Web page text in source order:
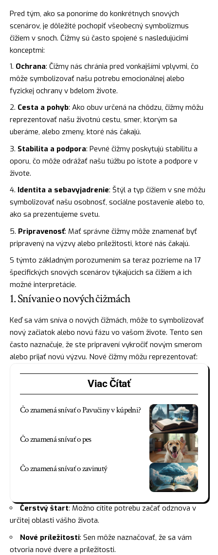
Pred tým, ako sa ponoríme do konkrétnych snových
scenárov, je dôležité pochopiť všeobecný symbolizmus
čižiem v snoch. Čižmy sú často spojené s nasledujúcimi
konceptmi:
Ochrana: Čižmy nás chránia pred vonkajšími vplyvmi, čo
môže symbolizovať našu potrebu emocionálnej alebo
fyzickej ochrany v bdelom živote.
Cesta a pohyb: Ako obuv určená na chôdzu, čižmy môžu
reprezentovať našu životnú cestu, smer, ktorým sa
uberáme, alebo zmeny, ktoré nás čakajú.
Stabilita a podpora: Pevné čižmy poskytujú stabilitu a
oporu, čo môže odrážať našu túžbu po istote a podpore v
živote.
Identita a sebavyjadrenie: Štýl a typ čižiem v sne môžu
symbolizovať našu osobnosť, sociálne postavenie alebo to,
ako sa prezentujeme svetu.
Pripravenosť: Mať správne čižmy môže znamenať byť
pripravený na výzvy alebo príležitosti, ktoré nás čakajú.
S týmto základným porozumením sa teraz pozrieme na 17
špecifických snových scenárov týkajúcich sa čižiem a ich
možné interpretácie.
1. Snívanie o nových čižmách
Keď sa vám sníva o nových čižmách, môže to symbolizovať
nový začiatok alebo novú fázu vo vašom živote. Tento sen
často naznačuje, že ste pripravení vykročiť novým smerom
alebo prijať novú výzvu. Nové čižmy môžu reprezentovať:
Viac Čítať
Čo znamená snívať o Pavučiny v kúpelni?
Čo znamená snívať o pes
Čo znamená snívať o zavinutý
Čerstvý štart: Možno cítite potrebu začať odznova v
určitej oblasti vášho života.
Nové príležitosti: Sen môže naznačovať, že sa vám
otvoria nové dvere a príležitosti.